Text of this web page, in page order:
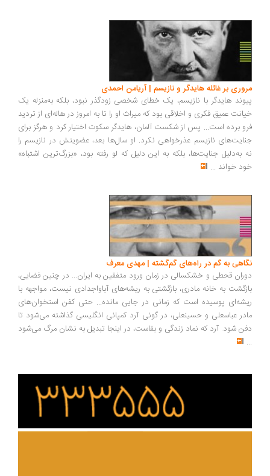
مروری بر غائله هایدگر و نازیسم | آریامن احمدی
پیوند هایدگر با نازیسم، یک خطای شخصی زودگذر نبود، بلکه به‌منزله‌ یک
خیانت عمیق فکری و اخلاقی بود که میراث او را تا به امروز در هاله‌ای از تردید
فرو برده است... پس از شکست آلمان، هایدگر سکوت اختیار کرد و هرگز برای
جنایت‌های نازیسم عذرخواهی نکرد. او سال‌ها بعد، عضویتش در نازیسم را
نه به‌دلیل جنایت‌ها، بلکه به این دلیل که لو رفته بود، «بزرگ‌ترین اشتباه»
خود خواند ...
نگاهی به گم در راه‌های گم‌گشته | مهدی معرف
دوران قحطی و خشکسالی در زمان ورود متفقین به ایران... در چنین فضایی،
بازگشت به خانه مادری، بازگشتی به ریشه‌های آباواجدادی نیست، مواجهه با
ریشه‌ای پوسیده‌ است که زمانی در جایی مانده... حتی کفن استخوان‌های
مادر عباسعلی و حسینعلی، در گونی آرد کمپانی انگلیسی گذاشته می‌شود تا
دفن شود. آرد که نماد زندگی و بقاست، در اینجا تبدیل به نشان مرگ می‌شود
...